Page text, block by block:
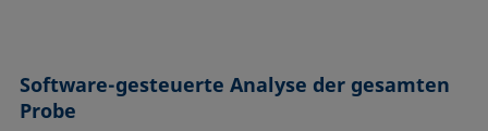
Software-gesteuerte Analyse der gesamten
Probe